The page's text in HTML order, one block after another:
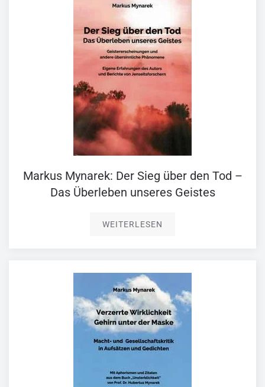
Markus Mynarek: Der Sieg über den Tod –
Das Überleben unseres Geistes
WEITERLESEN